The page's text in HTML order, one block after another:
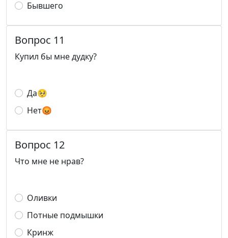
Бывшего
Вопрос 11
Купил бы мне дудку?
Да🥺
Нет😡
Вопрос 12
Что мне не нрав?
Оливки
Потные подмышки
Кринж